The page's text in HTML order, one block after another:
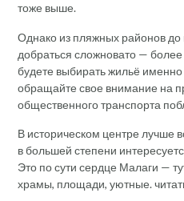
тоже выше.
Однако из пляжных районов до
добраться сложновато — более
будете выбирать жильё
обращайте свое внимание на
общественного транспорта
В историческом центре лучше
в большей степени
Это по сути сердце Малаги —
храмы, площади, уютные.